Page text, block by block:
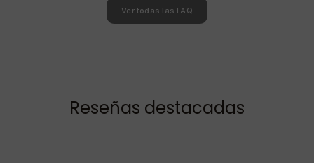
Ver todas las FAQ
Reseñas destacadas